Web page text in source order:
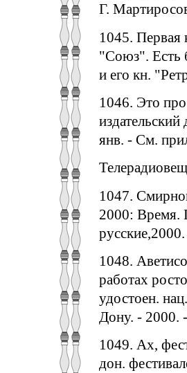
Г.
1045. Первая
"Союз". Есть
и его кн.
1046. Это
янв. - См.
1047.
2000: Время.
1048.
работах
удостоен.
Дону. - 2000.
1049. Ах,
дон.